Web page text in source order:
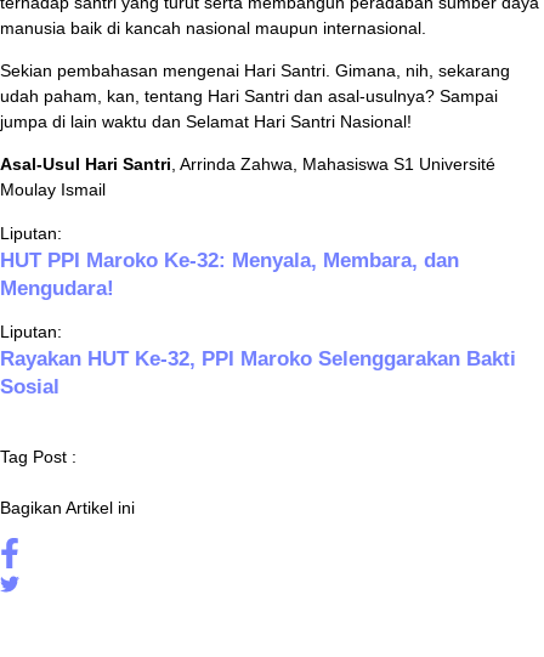
manusia baik di kancah nasional maupun internasional.
Sekian pembahasan mengenai Hari Santri. Gimana, nih, sekarang
udah paham, kan, tentang Hari Santri dan asal-usulnya? Sampai
jumpa di lain waktu dan Selamat Hari Santri Nasional!
Asal-Usul Hari Santri, Arrinda Zahwa, Mahasiswa S1 Université
Moulay Ismail
Liputan:
HUT PPI Maroko Ke-32: Menyala, Membara, dan
Mengudara!
Liputan:
Rayakan HUT Ke-32, PPI Maroko Selenggarakan Bakti
Sosial
Tag Post :
Bagikan Artikel ini